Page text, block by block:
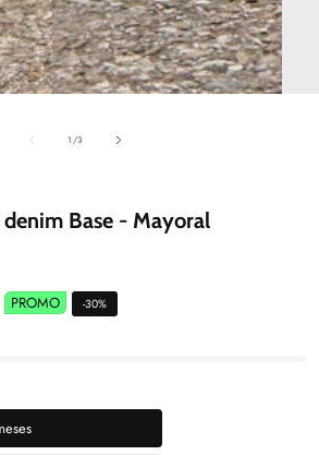
1 /de3
Base - Mayoral
PROMO -30%
18